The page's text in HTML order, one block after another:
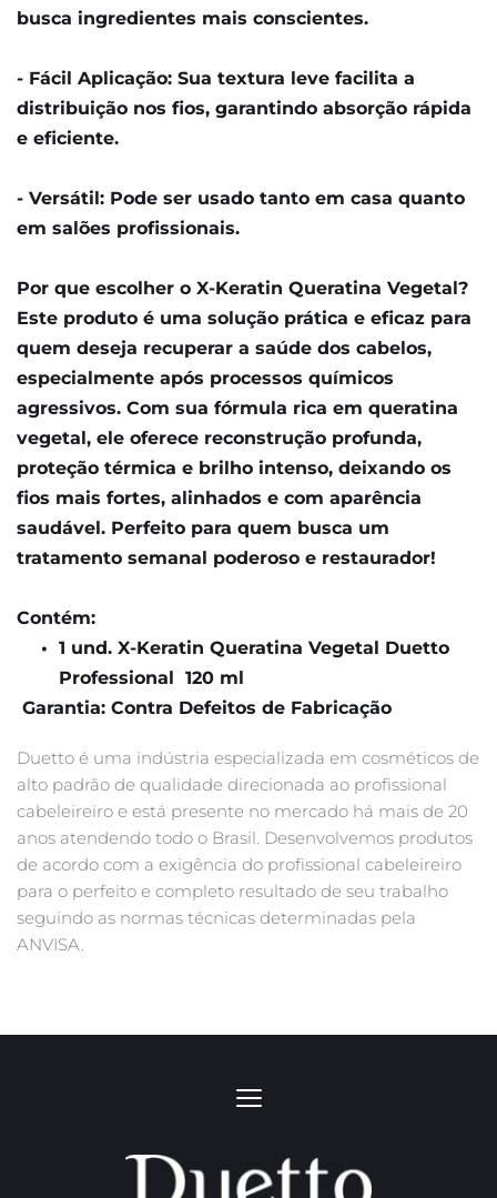
busca ingredientes mais conscientes.
- Fácil Aplicação: Sua textura leve facilita a
distribuição nos fios, garantindo absorção rápida
e eficiente.
- Versátil: Pode ser usado tanto em casa quanto
em salões profissionais.
Por que escolher o X-Keratin Queratina Vegetal?
Este produto é uma solução prática e eficaz para
quem deseja recuperar a saúde dos cabelos,
especialmente após processos químicos
agressivos. Com sua fórmula rica em queratina
vegetal, ele oferece reconstrução profunda,
proteção térmica e brilho intenso, deixando os
fios mais fortes, alinhados e com aparência
saudável. Perfeito para quem busca um
tratamento semanal poderoso e restaurador!
Contém:
1 und. X-Keratin Queratina Vegetal Duetto
Professional  120 ml
Garantia: Contra Defeitos de Fabricação
Duetto é uma indústria especializada em cosméticos de
alto padrão de qualidade direcionada ao profissional
cabeleireiro e está presente no mercado há mais de 20
anos atendendo todo o Brasil. Desenvolvemos produtos
de acordo com a exigência do profissional cabeleireiro
para o perfeito e completo resultado de seu trabalho
seguindo as normas técnicas determinadas pela
ANVISA.